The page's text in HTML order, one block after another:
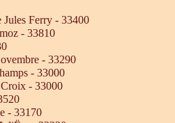
Jules Ferry - 33400
- 33810
- 33290
- 33000
- 33000
- 33170